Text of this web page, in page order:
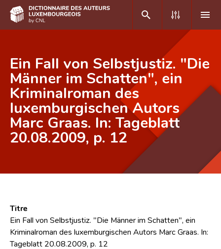
DE FR
Accueil
Auteur(e)s A-Z
Recherche avancée
CNL
Contact
Ein Fall von Selbstjustiz. "Die
Männer im Schatten", ein
Kriminalroman des
luxemburgischen Autors
Marc Graas. In: Tageblatt
20.08.2009, p. 12
Titre
Ein Fall von Selbstjustiz. "Die Männer im Schatten", ein
Kriminalroman des luxemburgischen Autors Marc Graas. In:
Tageblatt 20.08.2009, p. 12